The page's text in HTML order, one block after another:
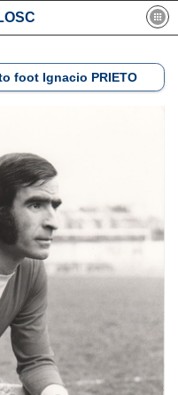
foot Ignacio PRIETO